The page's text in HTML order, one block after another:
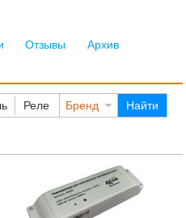
Отзывы
Архив
Реле Бренд Найти